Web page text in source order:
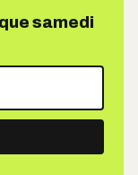
samedi